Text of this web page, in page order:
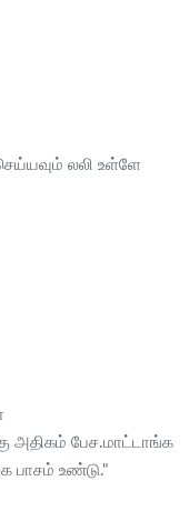
லலி உள்ளே
அதிகம் பேச.மாட்டாங்க
பாசம் உண்டு."